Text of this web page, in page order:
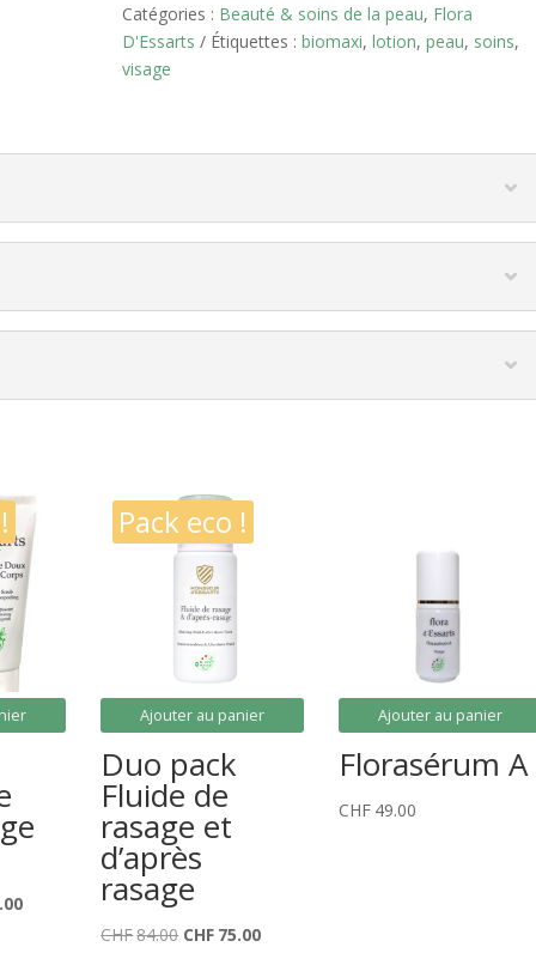
Catégories : Beauté & soins de la peau, Flora
D'Essarts
Étiquettes :biomaxi,lotion,peau, soins,
visage
Le
Pack eco !
Ajouter au panier
Duo pack
Fluide de
rasage et
d’après
rasage
CHF84.00 Le
CHF 75.00Le
Ajouter au panier
Florasérum A
CHF 49.00